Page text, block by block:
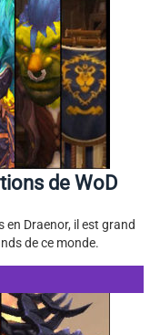
de WoD
Draenor, il est grand
de ce monde.